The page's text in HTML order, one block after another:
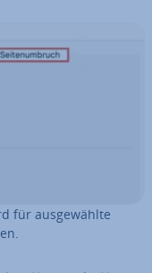
für aus­ge­wähl­te